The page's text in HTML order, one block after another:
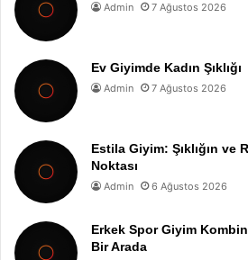
Admin 7 Ağustos 2026
Ev Giyimde Kadın Şıklığı
Admin 7 Ağustos 2026
Estila Giyim: Şıklığın ve
Noktası
Admin 6 Ağustos 2026
Erkek Spor Giyim
Bir Arada